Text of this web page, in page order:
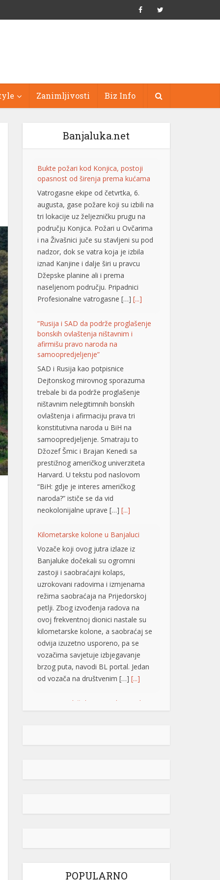
Zanimljivosti Biz Info
Banjaluka.net
Bukte požari kod Konjica, postoji
opasnost od širenja prema kućama
Vatrogasne ekipe od četvrtka, 6.
augusta, gase požare koji su izbili na
tri lokacije uz željezničku prugu na
području Konjica. Požari u Ovčarima
i na Živašnici juče su stavljeni su pod
nadzor, dok se vatra koja je izbila
iznad Kanjine i dalje širi u pravcu
Džepske planine ali i prema
naseljenom području. Pripadnici
Profesionalne vatrogasne […] [...]
”Rusija i SAD da podrže proglašenje
bonskih ovlaštenja ništavnim i
afirmišu pravo naroda na
samoopredjeljenje”
SAD i Rusija kao potpisnice
Dejtonskog mirovnog sporazuma
trebale bi da podrže proglašenje
ništavnim nelegitimnih bonskih
ovlaštenja i afirmaciju prava tri
konstitutivna naroda u BiH na
samoopredjeljenje. Smatraju to
Džozef Šmic i Brajan Kenedi sa
prestižnog američkog univerziteta
Harvard. U tekstu pod naslovom
“BiH: gdje je interes američkog
naroda?” ističe se da vid
neokolonijalne uprave […] [...]
Kilometarske kolone u Banjaluci
Vozače koji ovog jutra izlaze iz
Banjaluke dočekali su ogromni
zastoji i saobraćajni kolaps,
uzrokovani radovima i izmjenama
režima saobraćaja na Prijedorskoj
petlji. Zbog izvođenja radova na
ovoj frekventnoj dionici nastale su
kilometarske kolone, a saobraćaj se
odvija izuzetno usporeno, pa se
vozačima savjetuje izbjegavanje
brzog puta, navodi BL portal. Jedan
od vozača na društvenim […] [...]
Pripremite kišobrane: Nakon vrelog
dana stižu pljuskovi i grmljavina